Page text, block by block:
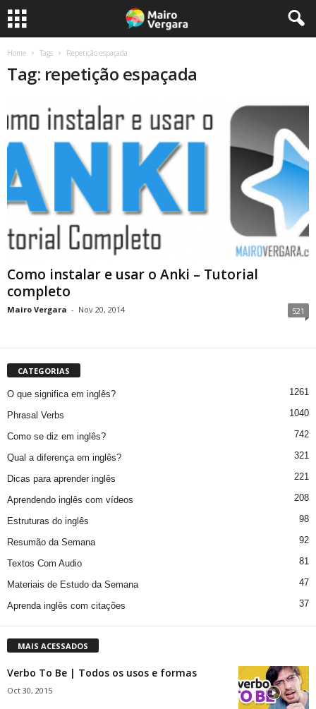
Home Tags Repetição espaçada
Tag: repetição espaçada
Como instalar e usar o Anki – Tutorial
completo
Mairo Vergara - Nov 20, 2014 521
CATEGORIAS
O que significa em inglês? 1261
Phrasal Verbs 1040
Como se diz em inglês? 742
Qual a diferença em inglês? 321
Dicas para aprender inglês 221
Aprendendo inglês com vídeos 208
Estruturas do inglês 98
Resumão da Semana 92
Textos Com Audio 81
Materiais de Estudo da Semana 47
Aprenda inglês com citações 37
MAIS ACESSADOS
Verbo To Be | Todos os usos e formas
Oct 30, 2015